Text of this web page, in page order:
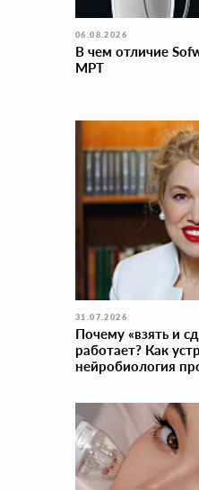
06.08.2026
В чем отличие
MPT
31.07.2026
Почему «взять и
работает? Как
нейробиология